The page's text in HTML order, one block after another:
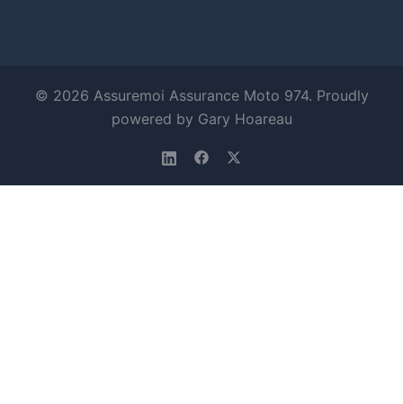
© 2026 Assuremoi Assurance Moto 974. Proudly
powered by Gary Hoareau